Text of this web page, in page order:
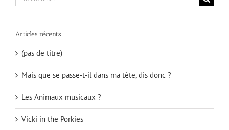
Articles récents
(pas de titre)
Mais que se passe-t-il dans ma tête, dis donc ?
Les Animaux musicaux ?
Vicki in the Porkies